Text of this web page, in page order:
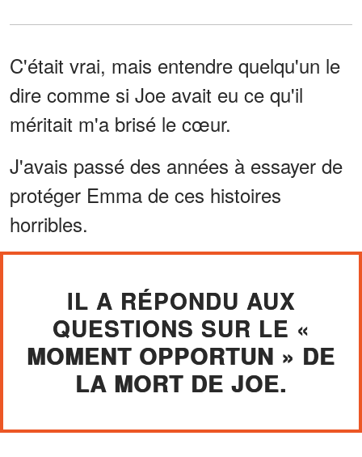
C'était vrai, mais entendre quelqu'un le
dire comme si Joe avait eu ce qu'il
méritait m'a brisé le cœur.
J'avais passé des années à essayer de
protéger Emma de ces histoires
horribles.
IL A RÉPONDU AUX
QUESTIONS SUR LE «
MOMENT OPPORTUN » DE
LA MORT DE JOE.